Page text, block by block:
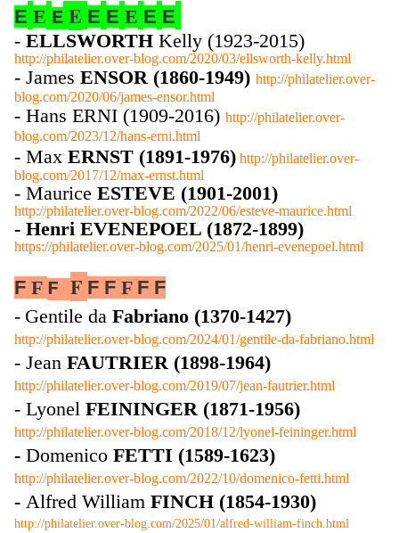
E E E E E E E E E
- ELLSWORTH Kelly (1923-2015)
http://philatelier.over-blog.com/2020/03/ellsworth-kelly.html
- James ENSOR (1860-1949) http://philatelier.over-
blog.com/2020/06/james-ensor.html
- Hans ERNI (1909-2016) http://philatelier.over-
blog.com/2023/12/hans-erni.html
- Max ERNST (1891-1976) http://philatelier.over-
blog.com/2017/12/max-ernst.html
- Maurice ESTEVE (1901-2001)
http://philatelier.over-blog.com/2022/06/esteve-maurice.html
- Henri EVENEPOEL (1872-1899)
https://philatelier.over-blog.com/2025/01/henri-evenepoel.html
F F F F F F F F F
- Gentile da Fabriano (1370-1427)
http://philatelier.over-blog.com/2024/01/gentile-da-fabriano.html
- Jean FAUTRIER (1898-1964)
http://philatelier.over-blog.com/2019/07/jean-fautrier.html
- Lyonel FEININGER (1871-1956)
http://philatelier.over-blog.com/2018/12/lyonel-feininger.html
- Domenico FETTI (1589-1623)
http://philatelier.over-blog.com/2022/10/domenico-fetti.html
- Alfred William FINCH (1854-1930)
http://philatelier.over-blog.com/2025/01/alfred-william-finch.html